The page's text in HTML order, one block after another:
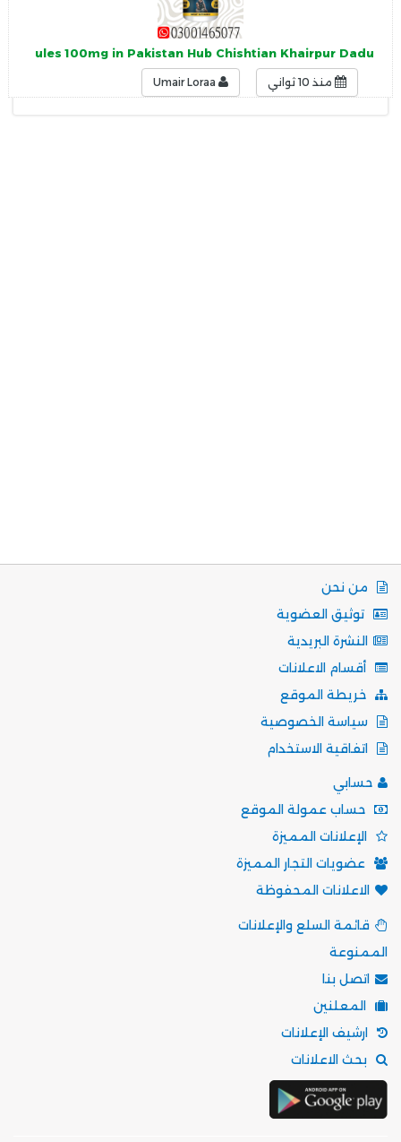
100mg in Pakistan Hub Chishtian Khairpur Dadu
منذ 10 ثواني
من نحن
توثيق العضوية
النشرة البريدية
أقسام الاعلانات
خريطة الموقع
سياسة الخصوصية
اتفاقية الاستخدام
حسابي
حساب عمولة الموقع
الإعلانات المميزة
عضويات التجار المميزة
الاعلانات المحفوظة
قائمة السلع والإعلانات
الممنوعة
اتصل بنا
المعلنين
ارشيف الإعلانات
بحث الاعلانات